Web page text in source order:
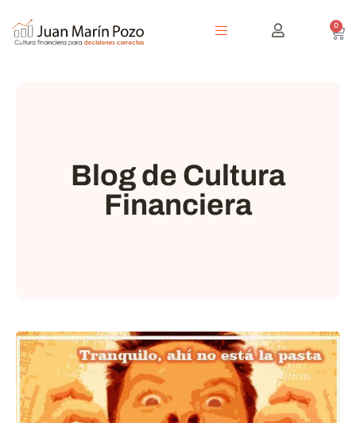
0
Blog de Cultura
Financiera